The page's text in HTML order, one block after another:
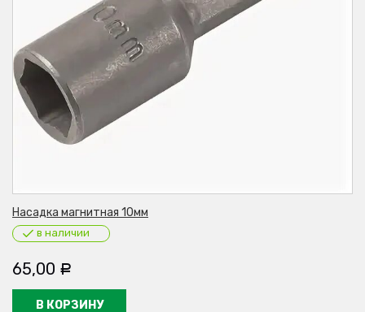
Насадка магнитная 10мм
в наличии
65,00 Р
В КОРЗИНУ